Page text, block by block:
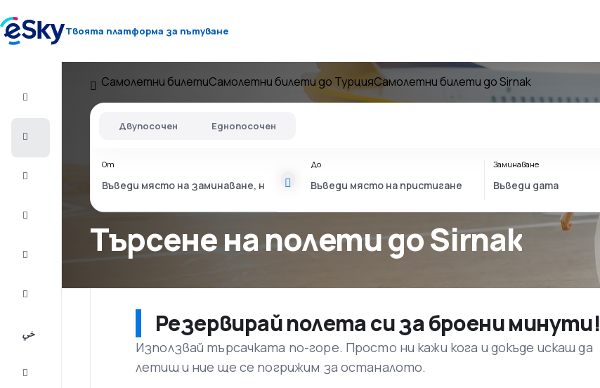
Твоята платформа за пътуване
Самолетни билетиСамолетни билети до ТурцияСамолетни билети до Sirnak
Търсене на полети до Sirnak
Двупосочен Еднопосочен
От До Заминаване
Резервирай полета си за броени минути!
Използвай търсачката по-горе. Просто ни кажи кога и докъде искаш да
летиш и ние ще се погрижим за останалото.